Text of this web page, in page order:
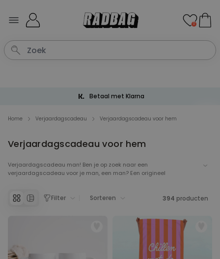
0
Betaal met Klarna
Home Verjaardagscadeau Verjaardagscadeau voor hem
Verjaardagscadeau voor hem
Verjaardagscadeau man! Ben je op zoek naar een
verjaardagscadeau voor je man, een man? Een origineel
leuke en handige verjaardagscadeaus voor hem. Of het nou voor
Filter Sorteren 394 producten